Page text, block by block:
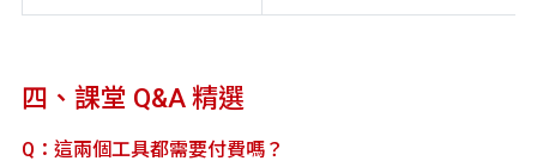
四、課堂 Q&A 精選
Q：這兩個工具都需要付費嗎？